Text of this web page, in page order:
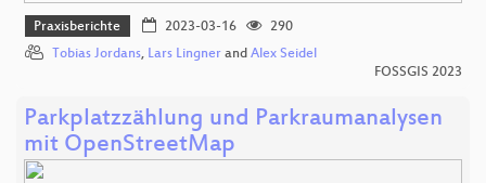
Praxisberichte 2023-03-16
290
Tobias Jordans, Lars Lingner and Alex Seidel
FOSSGIS 2023
Parkplatzzählung und Parkraumanalysen
mit OpenStreetMap